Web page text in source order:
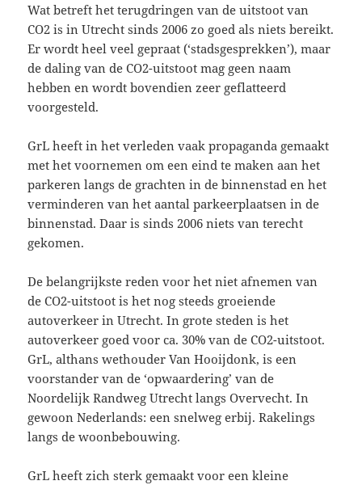
Wat betreft het terugdringen van de uitstoot van
CO2 is in Utrecht sinds 2006 zo goed als niets bereikt.
Er wordt heel veel gepraat (‘stadsgesprekken’), maar
de daling van de CO2-uitstoot mag geen naam
hebben en wordt bovendien zeer geflatteerd
voorgesteld.
GrL heeft in het verleden vaak propaganda gemaakt
met het voornemen om een eind te maken aan het
parkeren langs de grachten in de binnenstad en het
verminderen van het aantal parkeerplaatsen in de
binnenstad. Daar is sinds 2006 niets van terecht
gekomen.
De belangrijkste reden voor het niet afnemen van
de CO2-uitstoot is het nog steeds groeiende
autoverkeer in Utrecht. In grote steden is het
autoverkeer goed voor ca. 30% van de CO2-uitstoot.
GrL, althans wethouder Van Hooijdonk, is een
voorstander van de ‘opwaardering’ van de
Noordelijk Randweg Utrecht langs Overvecht. In
gewoon Nederlands: een snelweg erbij. Rakelings
langs de woonbebouwing.
GrL heeft zich sterk gemaakt voor een kleine